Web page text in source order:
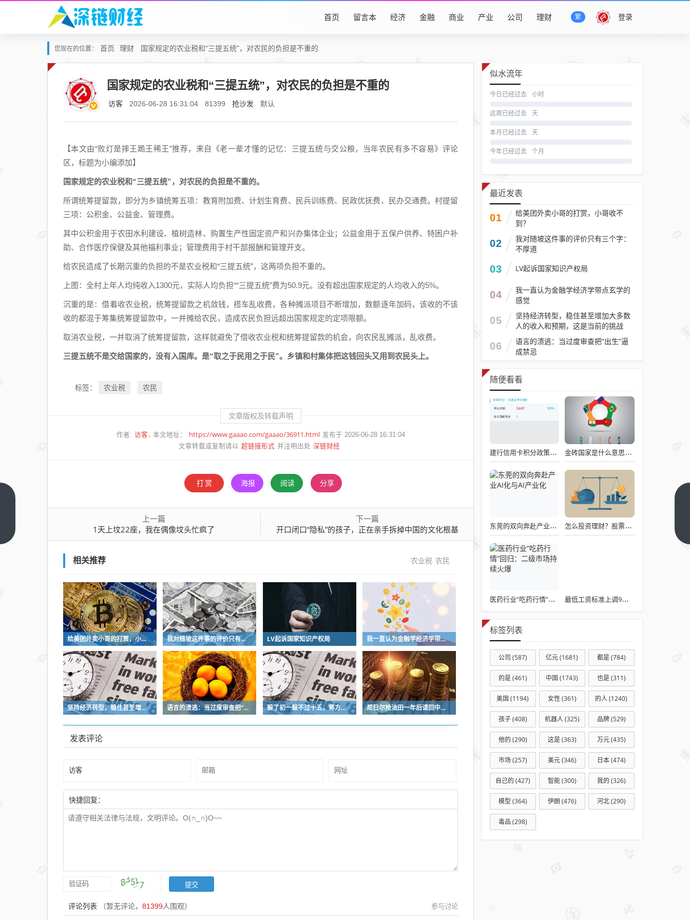
登录
繁
首页 留言本 经济 金融 商业 产业 公司 理财
您现在的位置： 首页 理财 国家规定的农业税和“三提五统”，对农民的负担是不重的
国家规定的农业税和“三提五统”，对农民的负担是不重的
访客 2026-06-28 16:31:04 81399 抢沙发 默认
【本文由“败灯是摔王跪王稀王”推荐，来自《老一辈才懂的记忆：三提五统与交公粮，当年农民有多不容易》评论
区，标题为小编添加】
国家规定的农业税和“三提五统”，对农民的负担是不重的。
所谓统筹提留款，即分为乡镇统筹五项：教育附加费、计划生育费、民兵训练费、民政优抚费、民办交通费。村提留
三项：公积金、公益金、管理费。
其中公积金用于农田水利建设、植树造林、购置生产性固定资产和兴办集体企业；公益金用于五保户供养、特困户补
助、合作医疗保健及其他福利事业；管理费用于村干部报酬和管理开支。
给农民造成了长期沉重的负担的不是农业税和“三提五统”，这两项负担不重的。
上图：全村上年人均纯收入1300元，实际人均负担““三提五统”费为50.9元。没有超出国家规定的人均收入的5%。
沉重的是：借着收农业税，统筹提留款之机敛钱，搭车乱收费，各种摊派项目不断增加，数额逐年加码，该收的不该
收的都混于筹集统筹提留款中，一并摊给农民，造成农民负担远超出国家规定的定项限额。
取消农业税，一并取消了统筹提留款，这样就避免了借收农业税和统筹提留款的机会，向农民乱摊派，乱收费。
三提五统不是交给国家的，没有入国库。是“取之于民用之于民”。乡镇和村集体把这钱回头又用到农民头上。
标签： 农业税 农民
文章版权及转载声明
作者: 访客 本文地址： https://www.gaaao.com/gaaao/36911.html 发布于 2026-06-28 16:31:04
文章转载或复制请以 超链接形式 并注明出处 深链财经
打赏 海报 阅读 分享
上一篇
1天上坟22座，我在偶像坟头忙疯了
下一篇
开口闭口“隐私”的孩子，正在亲手拆掉中国的文化根基
相关推荐 农业税 农民
给美团外卖小哥的打赏，小哥收不到？ 我对随坡这件事的评价只有三个字：不厚道 LV起诉国家知识产权局 我一直认为金融学经济学带点玄学的感觉
坚持经济转型，稳住甚至增加大多数人的收入和预期，这是当前的挑战 语言的溃逃：当过度审查把“出生”逼成禁忌 躲了初一躲不过十五，蒋方舟论文事件惊人反转 尼日尔抢油田一年后请回中方，有人说咱们还是吃了亏，真相是什么？
发表评论
快捷回复：
评论列表 （暂无评论， 81399人围观） 参与讨论
似水流年
今日已经过去 小时
这周已经过去 天
本月已经过去 天
今年已经过去 个月
最近发表
01
给美团外卖小哥的打赏，小哥收不
到？
02
我对随坡这件事的评价只有三个字：
不厚道
03 LV起诉国家知识产权局
04
我一直认为金融学经济学带点玄学的
感觉
05
坚持经济转型，稳住甚至增加大多数
人的收入和预期，这是当前的挑战
06
语言的溃逃：当过度审查把“出生”逼
成禁忌
随便看看
建行信用卡积分政策升级：万亿规模背后的消费金融战略 金砖国家是什么意思？三个项目看懂金砖本质：不是慈善团，而是利益共同体
东莞的双向奔赴产业AI化与AI产业化 怎么投资理财？股票和基金怎么选，用数据告诉你答案
医药行业“吃药行情”回归：二级市场持续火爆 最低工资标准上调9月1日起执行
标签列表
公司 (587) 亿元(1681) 都是(784)
的是(461) 中国 (1743) 也是(311)
美国 (1194) 女性 (361) 的人(1240)
孩子(408) 机器人(325) 品牌(529)
他的 (290) 这是(363) 万元(435)
市场(257) 美元(346) 日本(474)
自己的 (427) 智能(300) 我的 (326)
模型 (364) 伊朗 (476) 河北(290)
毒品 (298)